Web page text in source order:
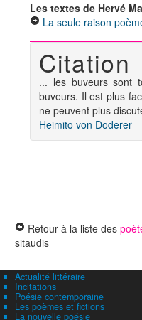
Les textes de Hervé
La seule raison
Citation
... les buveurs sont
buveurs. Il est plus
ne peuvent plus
Heimito von Doderer
Retour à la liste des
sitaudis
Actualité littéraire
Incitations
Poésie contemporaine
Les poèmes et fictions
La nouvelle poésie